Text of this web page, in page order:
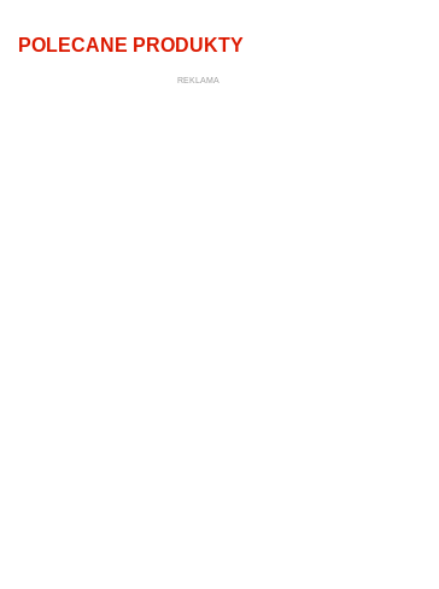
POLECANE PRODUKTY
REKLAMA